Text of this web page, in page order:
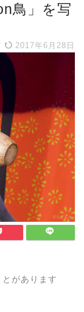
鳥」を写
2017年6月28日
があります